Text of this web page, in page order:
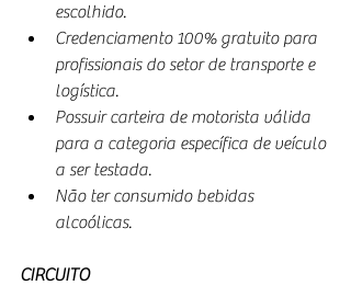
escolhido.
Credenciamento 100% gratuito para
profissionais do setor de transporte e
logística.
Possuir carteira de motorista válida
para a categoria específica de veículo
a ser testada.
Não ter consumido bebidas
alcoólicas.
CIRCUITO